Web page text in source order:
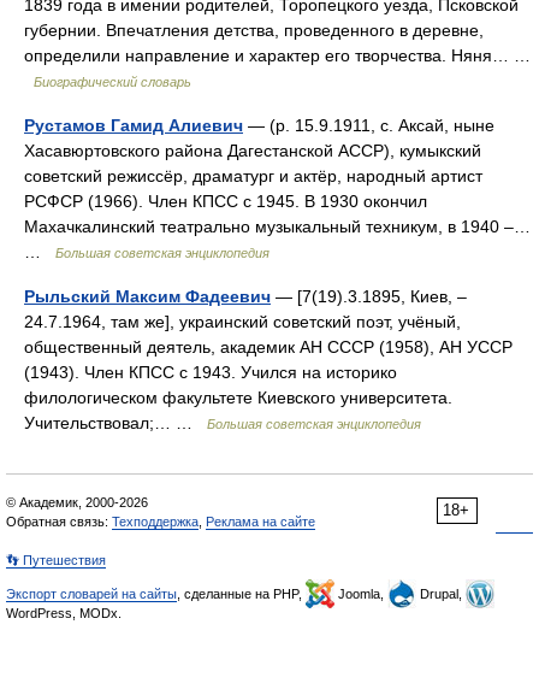
1839 года в имении родителей, Торопецкого уезда, Псковской
губернии. Впечатления детства, проведенного в деревне,
определили направление и характер его творчества. Няня… …
Биографический словарь
Рустамов Гамид Алиевич — (р. 15.9.1911, с. Аксай, ныне
Хасавюртовского района Дагестанской АССР), кумыкский
советский режиссёр, драматург и актёр, народный артист
РСФСР (1966). Член КПСС с 1945. В 1930 окончил
Махачкалинский театрально музыкальный техникум, в 1940 ‒…
…
Большая советская энциклопедия
Рыльский Максим Фадеевич — [7(19).3.1895, Киев, ‒
24.7.1964, там же], украинский советский поэт, учёный,
общественный деятель, академик АН СССР (1958), АН УССР
(1943). Член КПСС с 1943. Учился на историко
филологическом факультете Киевского университета.
Учительствовал;… …
Большая советская энциклопедия
18+
© Академик, 2000-2026
Обратная связь: Техподдержка Реклама на сайте
👣 Путешествия
Экспорт словарей на сайты , сделанные на PHP, Joomla,
Drupal,
WordPress, MODx.